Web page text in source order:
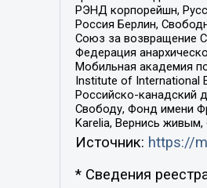
РЭНД корпорейшн,
Россия Берлин,
Союз за возвращение
Федерация
Мобильная академия
Institute of International
Российско-канадский
Свободу, Фонд имени
Karelia, Вернись
Источник: https://
* Сведения